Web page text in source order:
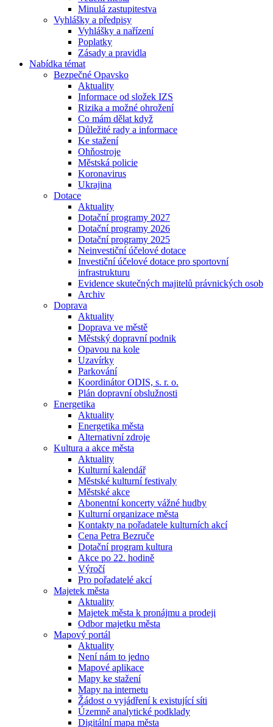
Minulá zastupitestva
Vyhlášky a předpisy
Vyhlášky a nařízení
Poplatky
Zásady a pravidla
Nabídka témat
Bezpečné Opavsko
Aktuality
Informace od složek IZS
Rizika a možné ohrožení
Co mám dělat když
Důležité rady a informace
Ke stažení
Ohňostroje
Městská policie
Koronavirus
Ukrajina
Dotace
Aktuality
Dotační programy 2027
Dotační programy 2026
Dotační programy 2025
Neinvestiční účelové dotace
Investiční účelové dotace pro sportovní
infrastrukturu
Evidence skutečných majitelů právnických osob
Archiv
Doprava
Aktuality
Doprava ve městě
Městský dopravní podnik
Opavou na kole
Uzavírky
Parkování
Koordinátor ODIS, s. r. o.
Plán dopravní obslužnosti
Energetika
Aktuality
Energetika města
Alternativní zdroje
Kultura a akce města
Aktuality
Kulturní kalendář
Městské kulturní festivaly
Městské akce
Abonentní koncerty vážné hudby
Kulturní organizace města
Kontakty na pořadatele kulturních akcí
Cena Petra Bezruče
Dotační program kultura
Akce po 22. hodině
Výročí
Pro pořadatelé akcí
Majetek města
Aktuality
Majetek města k pronájmu a prodeji
Odbor majetku města
Mapový portál
Aktuality
Není nám to jedno
Mapové aplikace
Mapy ke stažení
Mapy na internetu
Žádost o vyjádření k existující síti
Územně analytické podklady
Digitální mapa města